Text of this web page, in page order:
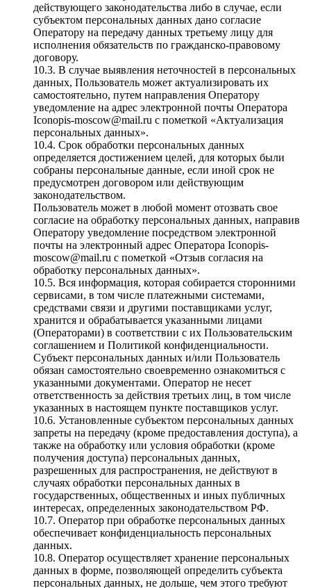
действующего законодательства либо в случае, если
субъектом персональных данных дано согласие
Оператору на передачу данных третьему лицу для
исполнения обязательств по гражданско-правовому
договору.
10.3. В случае выявления неточностей в персональных
данных, Пользователь может актуализировать их
самостоятельно, путем направления Оператору
уведомление на адрес электронной почты Оператора
Iconopis-moscow@mail.ru с пометкой «Актуализация
персональных данных».
10.4. Срок обработки персональных данных
определяется достижением целей, для которых были
собраны персональные данные, если иной срок не
предусмотрен договором или действующим
законодательством.
Пользователь может в любой момент отозвать свое
согласие на обработку персональных данных, направив
Оператору уведомление посредством электронной
почты на электронный адрес Оператора Iconopis-
moscow@mail.ru с пометкой «Отзыв согласия на
обработку персональных данных».
10.5. Вся информация, которая собирается сторонними
сервисами, в том числе платежными системами,
средствами связи и другими поставщиками услуг,
хранится и обрабатывается указанными лицами
(Операторами) в соответствии с их Пользовательским
соглашением и Политикой конфиденциальности.
Субъект персональных данных и/или Пользователь
обязан самостоятельно своевременно ознакомиться с
указанными документами. Оператор не несет
ответственность за действия третьих лиц, в том числе
указанных в настоящем пункте поставщиков услуг.
10.6. Установленные субъектом персональных данных
запреты на передачу (кроме предоставления доступа), а
также на обработку или условия обработки (кроме
получения доступа) персональных данных,
разрешенных для распространения, не действуют в
случаях обработки персональных данных в
государственных, общественных и иных публичных
интересах, определенных законодательством РФ.
10.7. Оператор при обработке персональных данных
обеспечивает конфиденциальность персональных
данных.
10.8. Оператор осуществляет хранение персональных
данных в форме, позволяющей определить субъекта
персональных данных, не дольше, чем этого требуют